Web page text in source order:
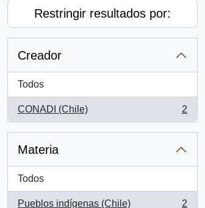
Restringir resultados por:
Creador
Todos
CONADI (Chile)
, 2 resultados
2
Materia
Todos
Pueblos indígenas (Chile) 2